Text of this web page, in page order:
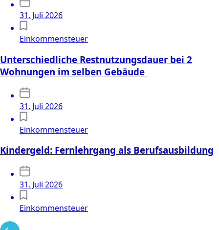
31. Juli 2026
Einkommensteuer
Unterschiedliche Restnutzungsdauer bei 2
Wohnungen im selben Gebäude
31. Juli 2026
Einkommensteuer
Kindergeld: Fernlehrgang als Berufsausbildung
31. Juli 2026
Einkommensteuer